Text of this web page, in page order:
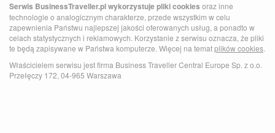
Serwis BusinessTraveller.pl wykorzystuje pliki cookies oraz inne
technologie o analogicznym charakterze, przede wszystkim w celu
zapewnienia Państwu najlepszej jakości oferowanych usług, a ponadto w
celach statystycznych i reklamowych. Korzystanie z serwisu oznacza, że pliki
te będą zapisywane w Państwa komputerze. Więcej na tematplików cookies.
Właścicielem serwisu jest firma Business Traveller Central Europe Sp. z o.o.
Przełęczy 172, 04-965 Warszawa